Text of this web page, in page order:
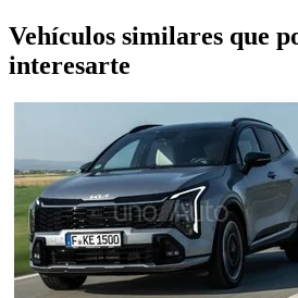
Vehículos similares que
interesarte